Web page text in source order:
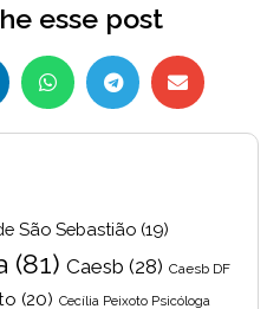
esse post
São Sebastião (19)
(81) Caesb (28) Caesb DF
(20) Cecília Peixoto Psicóloga